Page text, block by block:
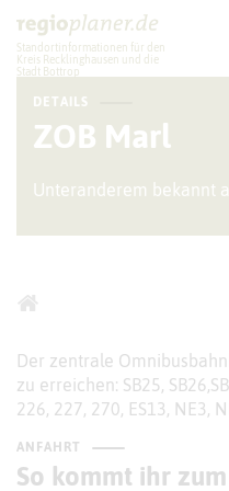
Standortinformationen für den
Kreis Recklinghausen und die
Stadt Bottrop
DETAILS
ZOB Marl
Unteranderem bekannt
Der zentrale
zu erreichen: SB25,
226, 227, 270, ES13, NE3,
ANFAHRT
So kommt ihr